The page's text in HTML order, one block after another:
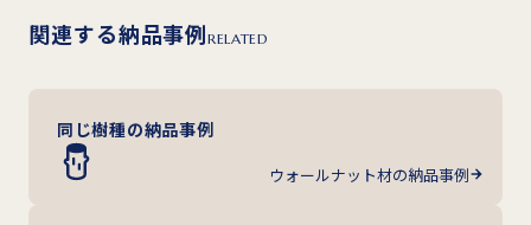
関連する納品事例RELATED
同じ樹種の納品事例
ウォールナット材の納品事例